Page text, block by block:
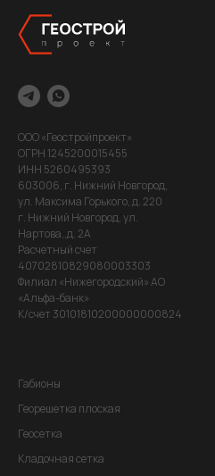
ООО «Геостройпроект»
ОГРН 1245200015455
ИНН 5260495393
603006, г. Нижний Новгород,
ул. Максима Горького, д. 220
г. Нижний Новгород, ул.
Нартова,,д. 2А
Расчетный счет
40702810829080003303
Филиал «Нижегородский» АО
«Альфа-банк»
К/счет 30101810200000000824
Габионы
Георешетка плоская
Геосетка
Кладочная сетка